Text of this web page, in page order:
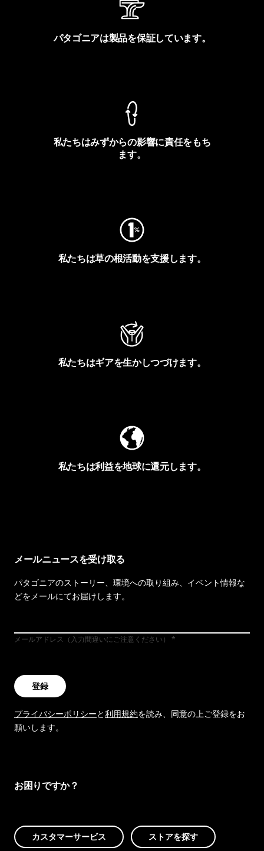
パタゴニアは製品を保証しています。
私たちはみずからの影響に責任をもち
ます。
私たちは草の根活動を支援します。
私たちはギアを生かしつづけます。
私たちは利益を地球に還元します。
メールニュースを受け取る
パタゴニアのストーリー、環境への取り組み、イベント情報な
どをメールにてお届けします。
メールアドレス（入力間違いにご注意ください）
登録
プライバシーポリシーと利用規約を読み、同意の上ご登録をお
願いします。
お困りですか？
カスタマーサービス ストアを探す